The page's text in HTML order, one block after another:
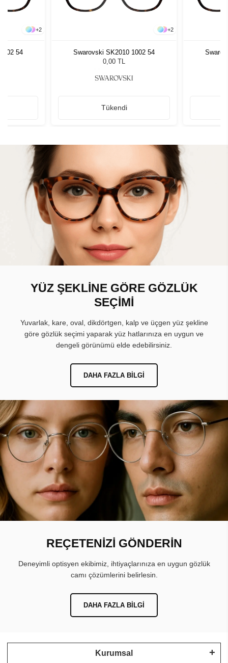
+2
54
+2
Swarovski SK2010 1002 54
0,00 TL
Tükendi
YÜZ ŞEKLİNE GÖRE GÖZLÜK
SEÇİMİ
Yuvarlak, kare, oval, dikdörtgen, kalp ve üçgen yüz şekline
göre gözlük seçimi yaparak yüz hatlarınıza en uygun ve
dengeli görünümü elde edebilirsiniz.
DAHA FAZLA BILGI
REÇETENİZİ GÖNDERİN
Deneyimli optisyen ekibimiz, ihtiyaçlarınıza en uygun gözlük
camı çözümlerini belirlesin.
DAHA FAZLA BILGI
Kurumsal